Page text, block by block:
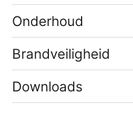
Onderhoud
Brandveiligheid
Downloads